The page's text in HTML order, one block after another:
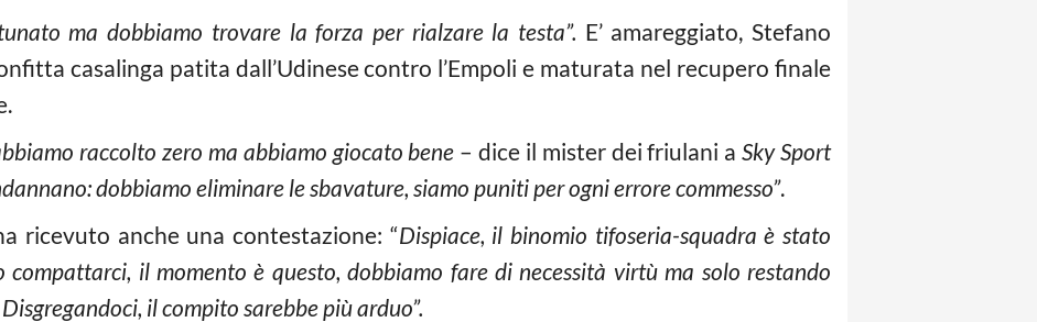
ma dobbiamo trovare la forza per rialzare la testa”. E’ amareggiato, Stefano
casalinga patita dall’Udinese contro l’Empoli e maturata nel recupero finale
raccolto zero ma abbiamo giocato bene – dice il mister dei friulani aSky Sport
dobbiamo eliminare le sbavature, siamo puniti per ogni errore commesso”.
ricevuto anche una contestazione: “Dispiace, il binomio tifoseria-squadra è stato
compattarci, il momento è questo, dobbiamo fare di necessità virtù ma solo restando
il compito sarebbe più arduo”.